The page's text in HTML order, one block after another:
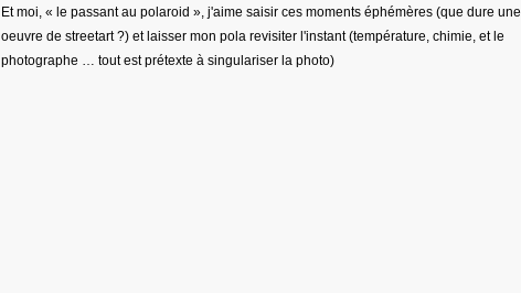
Et moi, « le passant au polaroid », j'aime saisir ces moments éphémères (que dure une
oeuvre de streetart ?) et laisser mon pola revisiter l'instant (température, chimie, et le
photographe … tout est prétexte à singulariser la photo)